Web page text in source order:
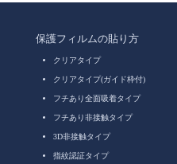
保護フィルムの貼り方
クリアタイプ
クリアタイプ(ガイド枠付)
フチあり全面吸着タイプ
フチあり非接触タイプ
3D非接触タイプ
指紋認証タイプ